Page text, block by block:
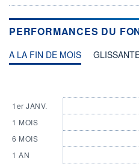
PERFORMANCES DU
A LA FIN DE MOIS
1er JANV.
1 MOIS
6 MOIS
1 AN